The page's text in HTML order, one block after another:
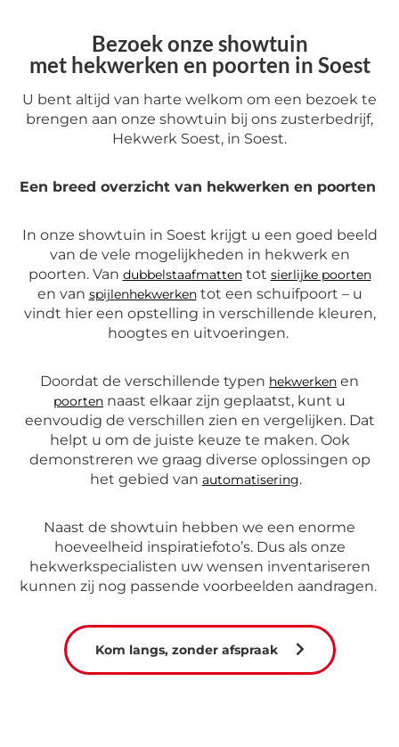
Bezoek onze showtuin
met hekwerken en poorten in Soest
U bent altijd van harte welkom om een bezoek te
brengen aan onze showtuin bij ons zusterbedrijf,
Hekwerk Soest, in Soest.
Een breed overzicht van hekwerken en poorten
In onze showtuin in Soest krijgt u een goed beeld
van de vele mogelijkheden in hekwerk en
poorten. Van dubbelstaafmattentot sierlijke poorten
en van spijlenhekwerkentot een schuifpoort – u
vindt hier een opstelling in verschillende kleuren,
hoogtes en uitvoeringen.
Doordat de verschillende typen hekwerken en
poorten naast elkaar zijn geplaatst, kunt u
eenvoudig de verschillen zien en vergelijken. Dat
helpt u om de juiste keuze te maken. Ook
demonstreren we graag diverse oplossingen op
het gebied van automatisering.
Naast de showtuin hebben we een enorme
hoeveelheid inspiratiefoto’s. Dus als onze
hekwerkspecialisten uw wensen inventariseren
kunnen zij nog passende voorbeelden aandragen.
Kom langs, zonder afspraak